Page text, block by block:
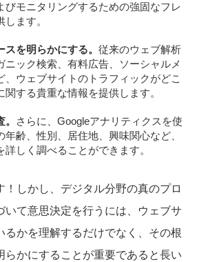
びモニタリングするための強固なフレ
ます。
スを明らかにする。 従来のウェブ解析
ニック検索、有料広告、ソーシャルメ
、ウェブサイトのトラフィックがどこ
する貴重な情報を提供します。
さらに、Googleアナリティクスを使
年齢、性別、居住地、興味関心など、
しく調べることができます。
！しかし、デジタル分野の真のプロ
いて意思決定を行うには、ウェブサ
るかを理解するだけでなく、その根
らかにすることが重要であると長い